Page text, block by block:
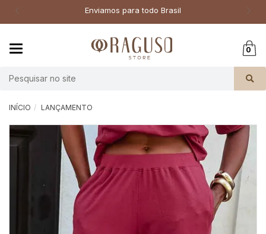
Enviamos para todo Brasil
0
INÍCIO LANÇAMENTO